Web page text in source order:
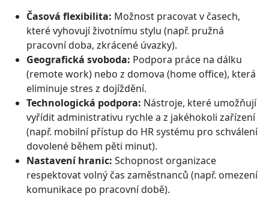
Časová flexibilita: Možnost pracovat v časech,
které vyhovují životnímu stylu (např. pružná
pracovní doba, zkrácené úvazky).
Geografická svoboda: Podpora práce na dálku
(remote work) nebo z domova (home office), která
eliminuje stres z dojíždění.
Technologická podpora: Nástroje, které umožňují
vyřídit administrativu rychle a z jakéhokoli zařízení
(např. mobilní přístup do HR systému pro schválení
dovolené během pěti minut).
Nastavení hranic: Schopnost organizace
respektovat volný čas zaměstnanců (např. omezení
komunikace po pracovní době).